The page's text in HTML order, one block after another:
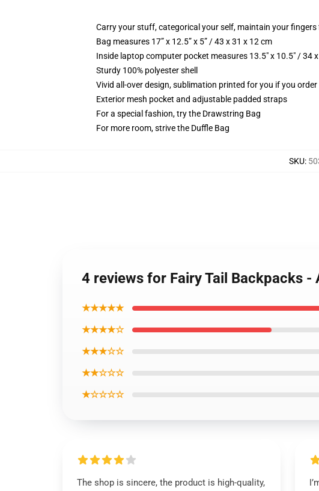
Carry your stuff, categorical your self, maintain your fingers
Bag measures 17” x 12.5” x 5” / 43 x 31 x 12 cm
Inside laptop computer pocket measures 13.5" x 10.5" / 34
Sturdy 100% polyester shell
Vivid all-over design, sublimation printed for you if you order
Exterior mesh pocket and adjustable padded straps
For a special fashion, try the Drawstring Bag
For more room, strive the Duffle Bag
SKU:
4 reviews for Fairy Tail Backpacks -
★★★★★
★★★★☆
★★★☆☆
★★☆☆☆
★☆☆☆☆
The shop is sincere, the product is high-quality,